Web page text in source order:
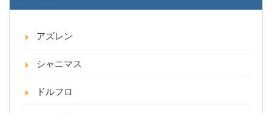
アズレン
シャニマス
ドルフロ